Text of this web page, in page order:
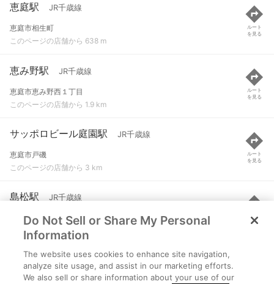
恵庭駅 JR千歳線
恵庭市相生町
このページの店舗から 638 m
ルート
を見る
恵み野駅 JR千歳線
恵庭市恵み野西１丁目
このページの店舗から 1.9 km
ルート
を見る
サッポロビール庭園駅 JR千歳線
恵庭市戸磯
このページの店舗から 3 km
ルート
を見る
島松駅 JR千歳線
恵庭市島松仲町１丁目１-１
このページの店舗から 4.1 km
ルート
を見る
長都駅 JR千歳線
千歳市上長都
Do Not Sell or Share My Personal
Information
The website uses cookies to enhance site navigation,
analyze site usage, and assist in our marketing efforts.
We also sell or share information about your use of our